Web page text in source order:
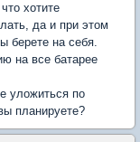
хотите
да и при этом
берете на себя.
на все батарее
уложиться по
планируете?